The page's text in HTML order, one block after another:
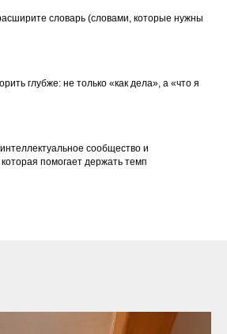
словарь (словами, которые нужны
глубже: не только «как дела», а «что я
сообщество и
которая помогает держать темп